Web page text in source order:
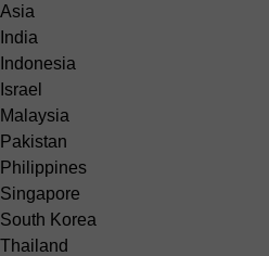
Asia
India
Indonesia
Israel
Malaysia
Pakistan
Philippines
Singapore
South Korea
Thailand